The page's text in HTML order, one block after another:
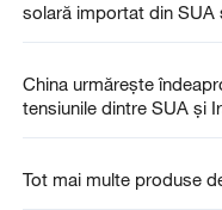
solară importat din SUA
China urmărește
tensiunile dintre SUA și
Tot mai multe produse